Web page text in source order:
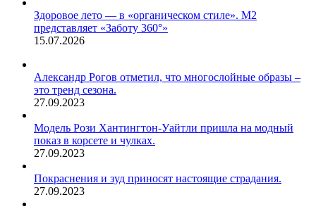
Здоровое лето — в «органическом стиле». М2
представляет «Заботу 360°»
15.07.2026
Александр Рогов отметил, что многослойные образы –
это тренд сезона.
27.09.2023
Модель Рози Хантингтон-Уайтли пришла на модный
показ в корсете и чулках.
27.09.2023
Покраснения и зуд приносят настоящие страдания.
27.09.2023